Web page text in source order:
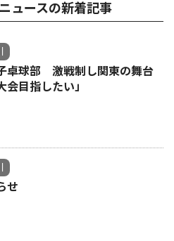
ュースの新着記事
卓球部 激戦制し関東の舞台
目指したい」
せ